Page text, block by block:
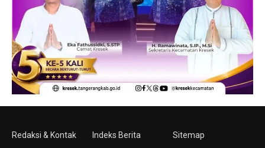
Redaksi & Kontak
Indeks Berita
Sitemap